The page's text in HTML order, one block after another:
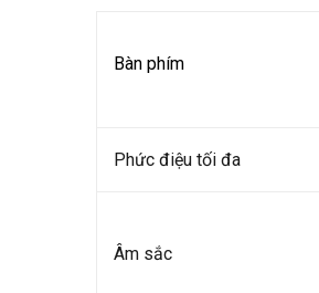
Bàn phím
Phức điệu tối đa
Âm sắc